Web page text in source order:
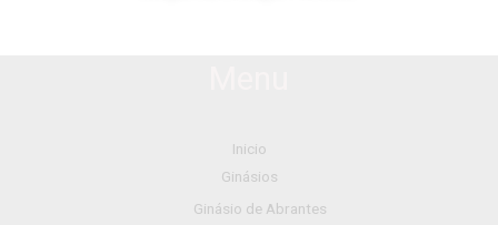
Inicio
Ginásios
Ginásio de Abrantes